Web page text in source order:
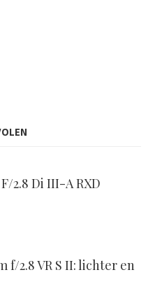
2.8 Di III-A RXD
f/2.8 VR S II: lichter en